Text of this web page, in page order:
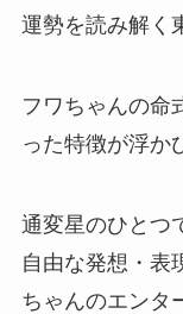
運勢を読み解く
フワちゃんの命
った特徴が浮か
通変星のひとつ
自由な発想・表
ちゃんのエンタ